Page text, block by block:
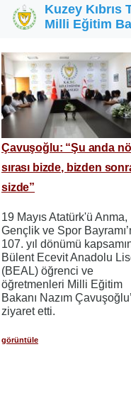
Ana içeriğe atla
Kuzey Kıbrıs
Milli Eğitim
Çavuşoğlu: “Şu anda
sırası bizde, bizden
sizde”
19 Mayıs Atatürk'ü Anma,
Gençlik ve Spor
107. yıl dönümü
Bülent Ecevit Anadolu
(BEAL) öğrenci ve
öğretmenleri Milli Eğitim
Bakanı Nazım
ziyaret etti.
görüntüle